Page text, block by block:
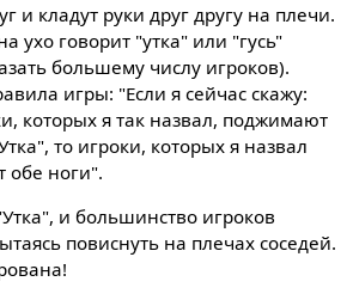
и кладут руки друг другу на плечи.
ухо говорит "утка" или "гусь"
большему числу игроков).
игры: "Если я сейчас скажу:
которых я так назвал, поджимают
то игроки, которых я назвал
обе ноги".
и большинство игроков
повиснуть на плечах соседей.